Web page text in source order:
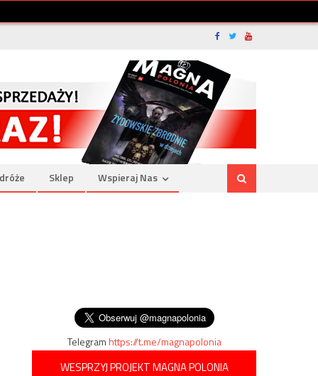
Sklep Wspieraj Nas
Telegramhttps://t.me/magnapolonia
WESPRZYJ PROJEKT MAGNA POLONIA